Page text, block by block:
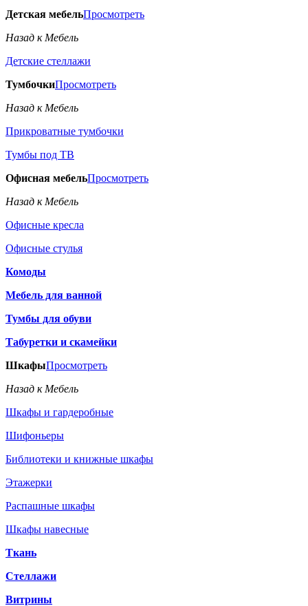
Детская мебельПросмотреть
Назад к Мебель
Детские стеллажи
ТумбочкиПросмотреть
Назад к Мебель
Прикроватные тумбочки
Тумбы под ТВ
Офисная мебельПросмотреть
Назад к Мебель
Офисные кресла
Офисные стулья
Комоды
Мебель для ванной
Тумбы для обуви
Табуретки и скамейки
ШкафыПросмотреть
Назад к Мебель
Шкафы и гардеробные
Шифоньеры
Библиотеки и книжные шкафы
Этажерки
Распашные шкафы
Шкафы навесные
Ткань
Стеллажи
Витрины